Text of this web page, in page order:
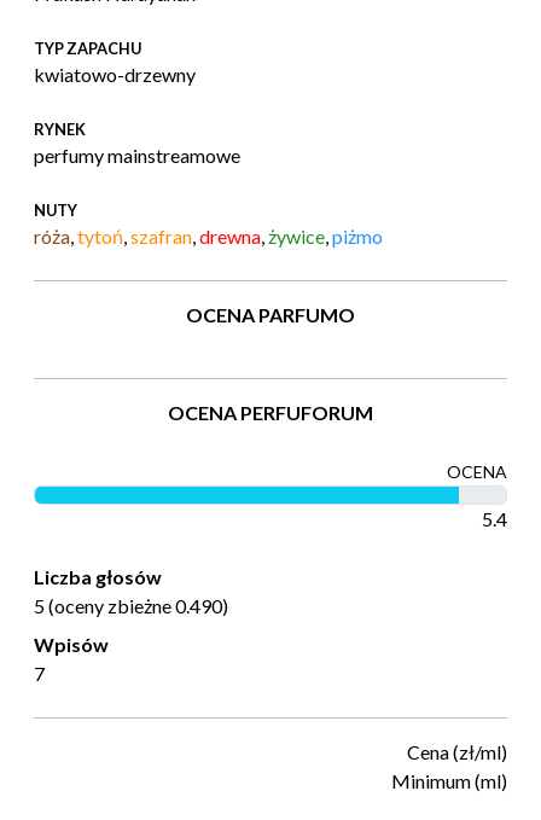
TYP ZAPACHU
kwiatowo-drzewny
RYNEK
perfumy mainstreamowe
NUTY
róża,tytoń,szafran,drewna,żywice,piżmo
OCENA PARFUMO
OCENA PERFUFORUM
OCENA
5.4
Liczba głosów
5 (oceny zbieżne 0.490)
Wpisów
7
Cena (zł/ml)
Minimum (ml)